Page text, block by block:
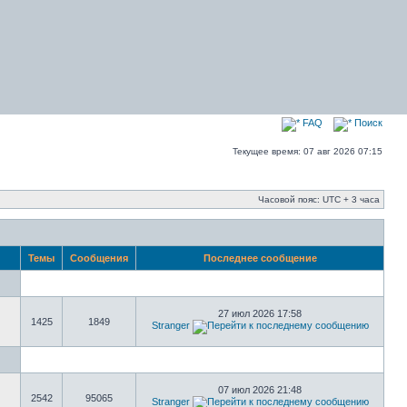
FAQ Поиск
Текущее время: 07 авг 2026 07:15
Часовой пояс: UTC + 3 часа
Темы Сообщения Последнее сообщение
1425 1849
27 июл 2026 17:58
Stranger
2542 95065
07 июл 2026 21:48
Stranger